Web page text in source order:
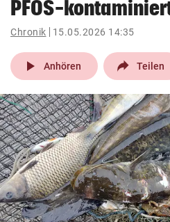
account_circle Anmelden
pin_drop
Wien
bookmark
search
Suchbegriff
eingeben
PFOS-
Chronik 15.05.2026 14:35
play_arrow Anhören Teilen